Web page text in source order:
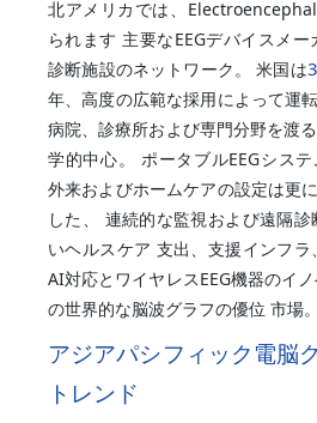
北アメリカでは、
られます 主要なEEGデバイスメ
診断施設のネットワーク。 米国は
年、高度の広範な採用によって運
病院、診療所および専門分野を渡
学的中心。 ポータブルEEGシス
外来およびホームケアの設定は更
した、 連続的な監視および遠隔
いヘルスケア 支出、支援インフ
AI対応とワイヤレスEEG機器のイ
の世界的な脳波グラフの優位 市場。
アジアパシフィック電脳
トレンド